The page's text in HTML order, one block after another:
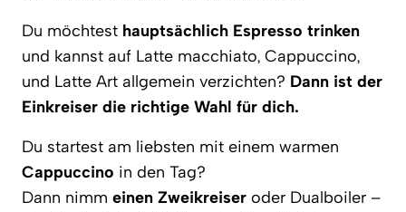
Du möchtest hauptsächlich Espresso trinken
und kannst auf Latte macchiato, Cappuccino,
und Latte Art allgemein verzichten? Dann ist der
Einkreiser die richtige Wahl für dich.
Du startest am liebsten mit einem warmen
Cappuccino in den Tag?
Dann nimm einen Zweikreiser oder Dualboiler –